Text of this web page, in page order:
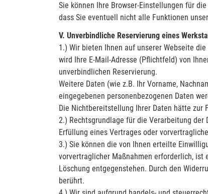
Sie können Ihre Browser-Einstellungen für
dass Sie eventuell nicht alle Funktionen
V. Unverbindliche Reservierung eines
1.) Wir bieten Ihnen auf unserer Webseite
wird Ihre E-Mail-Adresse (Pflichtfeld) von
unverbindlichen Reservierung.
Weitere Daten (wie z.B. Ihr Vorname,
eingegebenen personenbezogenen Daten
Die Nichtbereitstellung Ihrer Daten hätte zur
2.) Rechtsgrundlage für die Verarbeitung der
Erfüllung eines Vertrages oder
3.) Sie können die von Ihnen erteilte
vorvertraglicher Maßnahmen erforderlich,
Löschung entgegenstehen. Durch den
berührt.